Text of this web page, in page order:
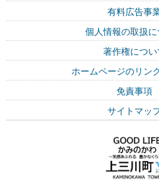
有料広告事
個人情報の取扱に
著作権につい
ホームページのリン
免責事項
サイトマッ